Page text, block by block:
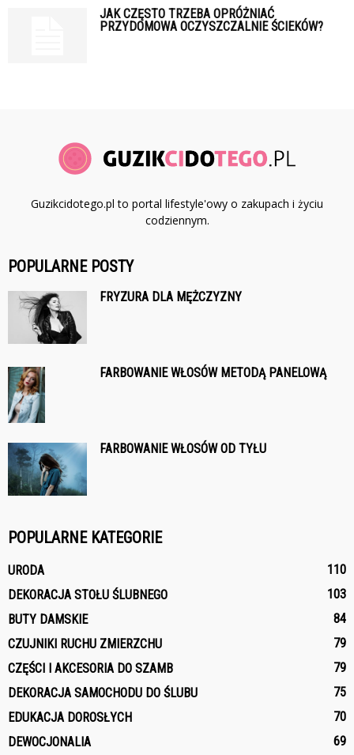
JAK CZĘSTO TRZEBA OPRÓŻNIAĆ
PRZYDOMOWA OCZYSZCZALNIE ŚCIEKÓW?
Guzikcidotego.pl to portal lifestyle'owy o zakupach i życiu
codziennym.
POPULARNE POSTY
FRYZURA DLA MĘŻCZYZNY
FARBOWANIE WŁOSÓW METODĄ PANELOWĄ
FARBOWANIE WŁOSÓW OD TYŁU
POPULARNE KATEGORIE
URODA
110
DEKORACJA STOŁU ŚLUBNEGO
103
BUTY DAMSKIE
84
CZUJNIKI RUCHU ZMIERZCHU
79
CZĘŚCI I AKCESORIA DO SZAMB
79
DEKORACJA SAMOCHODU DO ŚLUBU
75
EDUKACJA DOROSŁYCH
70
DEWOCJONALIA
69